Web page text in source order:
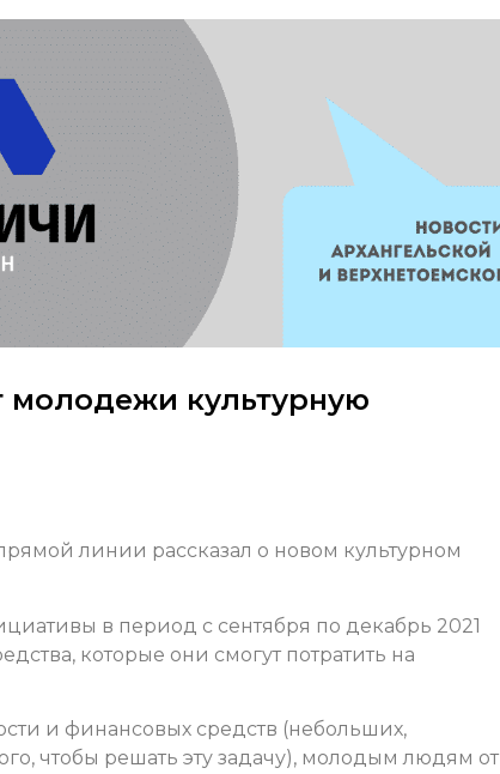
молодежи культурную
линии рассказал о новом культурном
в период с сентября по декабрь 2021
которые они смогут потратить на
и финансовых средств (небольших,
чтобы решать эту задачу), молодым людям от